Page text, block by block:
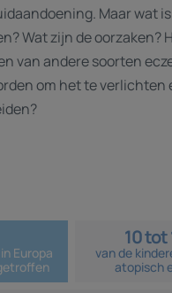
Maar wat
Wat zijn de oorzaken?
van andere soorten
om het te verlichten
Europa
10 tot
van de
atopisch